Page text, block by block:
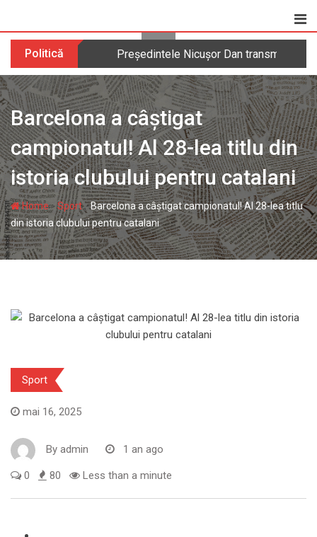
content
Politică Președintele Nicușor Dan transmite
Barcelona a câștigat
campionatul! Al 28-lea titlu din
istoria clubului pentru catalani
Home-Sport-Barcelona a câștigat campionatul! Al 28-lea titlu
din istoria clubului pentru catalani
Sport
mai 16, 2025
By admin 1 an ago
0 80 Less than a minute